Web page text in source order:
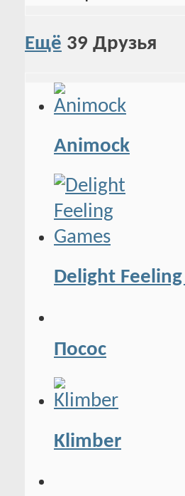
Ещё 39 Друзья
Animock
Delight Feeling
Посос
Klimber